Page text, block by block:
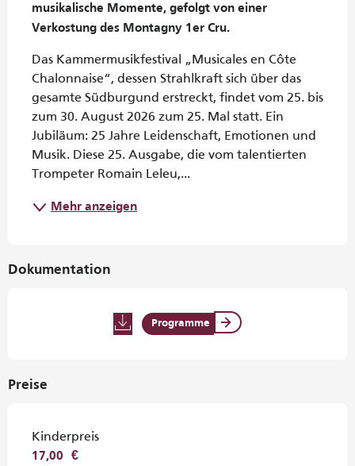
musikalische Momente, gefolgt von einer
Verkostung des Montagny 1er Cru.
Das Kammermusikfestival „Musicales en Côte
Chalonnaise“, dessen Strahlkraft sich über das
gesamte Südburgund erstreckt, findet vom 25. bis
zum 30. August 2026 zum 25. Mal statt. Ein
Jubiläum: 25 Jahre Leidenschaft, Emotionen und
Musik. Diese 25. Ausgabe, die vom talentierten
Trompeter Romain Leleu,...
Mehr anzeigen
Dokumentation
Programme
Preise
Kinderpreis
17,00 €